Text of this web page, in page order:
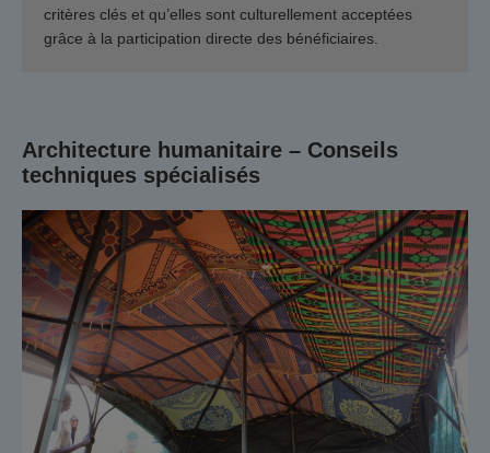
critères clés et qu’elles sont culturellement acceptées
grâce à la participation directe des bénéficiaires.
Architecture humanitaire – Conseils
techniques spécialisés